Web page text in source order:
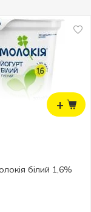
+
білий 1,6%